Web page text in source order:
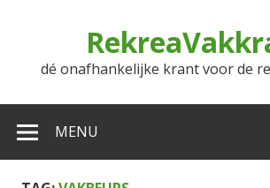
dé onafhankelijke krant voor de
MENU